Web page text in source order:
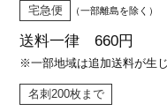
宅急便 （一部離島を除く）
送料一律 660円
※一部地域は追加送料が生じ
名刺200枚まで